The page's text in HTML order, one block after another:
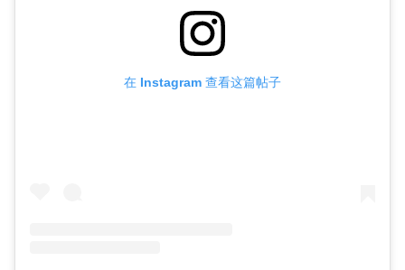
在 Instagram 查看这篇帖子